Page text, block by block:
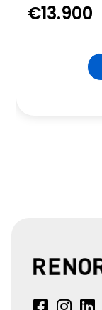
€13.900